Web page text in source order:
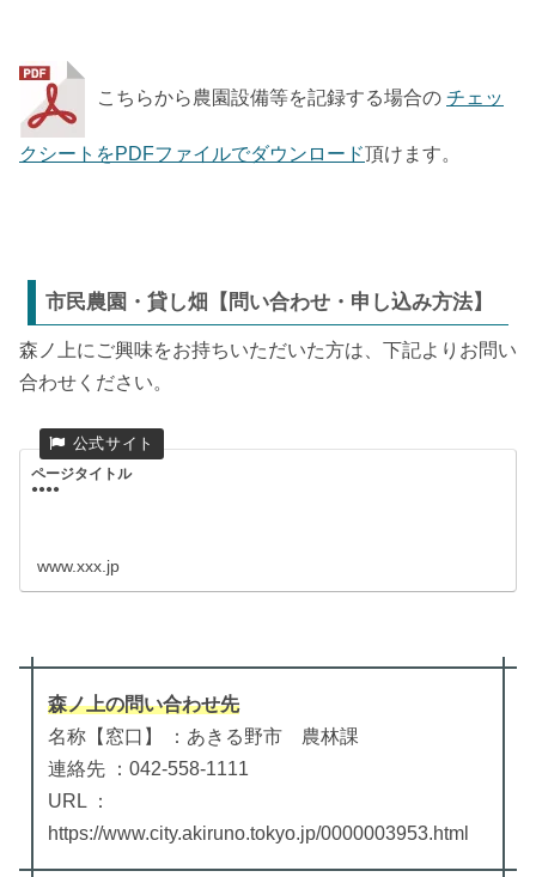
こちらから農園設備等を記録する場合の チェッ
クシートをPDFファイルでダウンロード頂けます。
市民農園・貸し畑【問い合わせ・申し込み方法】
森ノ上にご興味をお持ちいただいた方は、下記よりお問い
合わせください。
ページタイトル
●●●●
www.xxx.jp
森ノ上の問い合わせ先
名称【窓口】 ：あきる野市 農林課
連絡先 ：042-558-1111
URL ：
https://www.city.akiruno.tokyo.jp/0000003953.html